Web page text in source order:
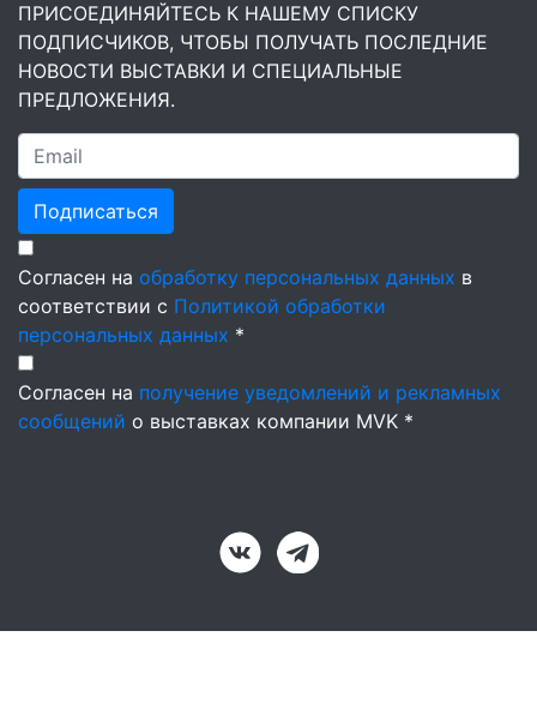
ПРИСОЕДИНЯЙТЕСЬ К НАШЕМУ СПИСКУ
ПОДПИСЧИКОВ, ЧТОБЫ ПОЛУЧАТЬ ПОСЛЕДНИЕ
НОВОСТИ ВЫСТАВКИ И СПЕЦИАЛЬНЫЕ
ПРЕДЛОЖЕНИЯ.
Подписаться
Согласен на обработку персональных данных в
соответствии с Политикой обработки
персональных данных *
Согласен на получение уведомлений и рекламных
сообщений о выставках компании MVK *